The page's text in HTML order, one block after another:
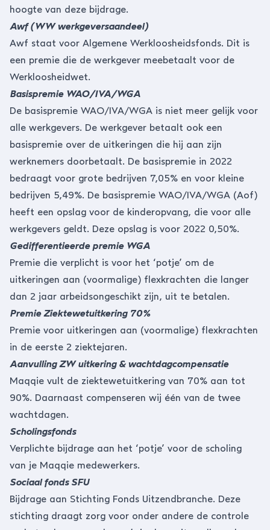
hoogte van deze bijdrage.
Awf (WW werkgeversaandeel)
Awf staat voor Algemene Werkloosheidsfonds. Dit is
een premie die de werkgever meebetaalt voor de
Werkloosheidwet.
Basispremie WAO/IVA/WGA
De basispremie WAO/IVA/WGA is niet meer gelijk voor
alle werkgevers. De werkgever betaalt ook een
basispremie over de uitkeringen die hij aan zijn
werknemers doorbetaalt. De basispremie in 2022
bedraagt voor grote bedrijven 7,05% en voor kleine
bedrijven 5,49%. De basispremie WAO/IVA/WGA (Aof)
heeft een opslag voor de kinderopvang, die voor alle
werkgevers geldt. Deze opslag is voor 2022 0,50%.
Gedifferentieerde premie WGA
Premie die verplicht is voor het ‘potje’ om de
uitkeringen aan (voormalige) flexkrachten die langer
dan 2 jaar arbeidsongeschikt zijn, uit te betalen.
Premie Ziektewetuitkering 70%
Premie voor uitkeringen aan (voormalige) flexkrachten
in de eerste 2 ziektejaren.
Aanvulling ZW uitkering & wachtdagcompensatie
Maqqie vult de ziektewetuitkering van 70% aan tot
90%. Daarnaast compenseren wij één van de twee
wachtdagen.
Scholingsfonds
Verplichte bijdrage aan het ‘potje’ voor de scholing
van je Maqqie medewerkers.
Sociaal fonds SFU
Bijdrage aan Stichting Fonds Uitzendbranche. Deze
stichting draagt zorg voor onder andere de controle